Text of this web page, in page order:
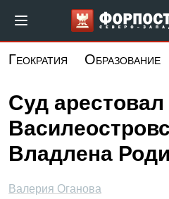
основному
Геократия Образование
Суд
Владлена
Валерия Оганова